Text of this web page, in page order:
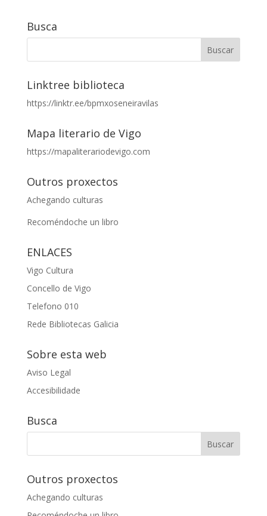
Busca
Linktree biblioteca
https://linktr.ee/bpmxoseneiravilas
Mapa literario de Vigo
https://mapaliterariodevigo.com
Outros proxectos
Achegando culturas
Recoméndoche un libro
ENLACES
Vigo Cultura
Concello de Vigo
Telefono 010
Rede Bibliotecas Galicia
Sobre esta web
Aviso Legal
Accesibilidade
Busca
Outros proxectos
Achegando culturas